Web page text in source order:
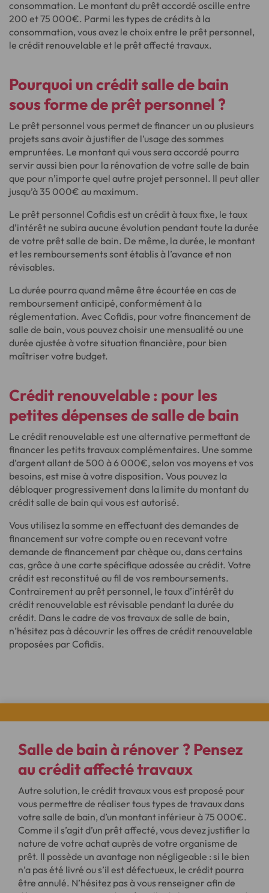
consommation. Le montant du prêt accordé oscille entre
200 et 75 000€. Parmi les types de crédits à la
consommation, vous avez le choix entre le prêt personnel,
le crédit renouvelable et le prêt affecté travaux.
Pourquoi uncrédit salle de bain
sous forme deprêt personnel ?
Le prêt personnel vous permet de financer un ou plusieurs
projets sans avoir à justifier de l’usage des sommes
empruntées. Le montant qui vous sera accordé pourra
servir aussi bien pour la rénovation de votre salle de bain
que pour n’importe quel autre projet personnel. Il peut aller
jusqu’à 35 000€ au maximum.
Le prêt personnel Cofidis est un crédit à taux fixe, le taux
d’intérêt ne subira aucune évolution pendant toute la durée
de votre prêt salle de bain. De même, la durée, le montant
et les remboursements sont établis à l’avance et non
révisables.
La durée pourra quand même être écourtée en cas de
remboursement anticipé, conformément à la
réglementation. Avec Cofidis, pour votre financement de
salle de bain, vous pouvez choisir une mensualité ou une
durée ajustée à votre situation financière, pour bien
maîtriser votre budget.
Crédit renouvelable: pour les
petites dépenses de salle de bain
Le crédit renouvelable est une alternative permettant de
financer les petits travaux complémentaires. Une somme
d’argent allant de 500 à 6 000€, selon vos moyens et vos
besoins, est mise à votre disposition. Vous pouvez la
débloquer progressivement dans la limite du montant du
crédit salle de bain qui vous est autorisé.
Vous utilisez la somme en effectuant des demandes de
financement sur votre compte ou en recevant votre
demande de financement par chèque ou, dans certains
cas, grâce à une carte spécifique adossée au crédit. Votre
crédit est reconstitué au fil de vos remboursements.
Contrairement au prêt personnel, le taux d’intérêt du
crédit renouvelable est révisable pendant la durée du
crédit. Dans le cadre de vos travaux de salle de bain,
n’hésitez pas à découvrir les offres de crédit renouvelable
proposées par Cofidis.
Salle de bain à rénover ? Pensez
aucrédit affecté travaux
Autre solution, le crédit travaux vous est proposé pour
vous permettre de réaliser tous types de travaux dans
votre salle de bain, d’un montant inférieur à 75 000€.
Comme il s’agit d’un prêt affecté, vous devez justifier la
nature de votre achat auprès de votre organisme de
prêt. Il possède un avantage non négligeable : si le bien
n’a pas été livré ou s’il est défectueux, le crédit pourra
être annulé. N’hésitez pas à vous renseigner afin de